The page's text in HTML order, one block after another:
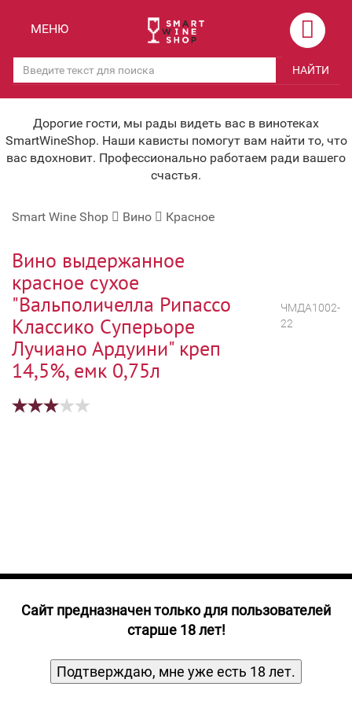
Скидки
Мероприятия
Корпоративным клиентам
Под заказ
Бонусная система
Наша команда
关于我们
Вино крепленое
Вино игристое и Шампанское
Вино безалкогольное
Бренди, Коньяк, Арманьяк
Виски и Бурбон
Пиво и слабоалк. напитки
Ликер
Прочие алкогольные напитки
МЕНЮ
НАЙТИ
Дорогие гости, мы рады видеть вас в винотеках
SmartWineShop. Наши кависты помогут вам найти то, что
вас вдохновит. Профессионально работаем ради вашего
счастья.
Smart Wine Shop Вино Красное
Вино выдержанное
красное сухое
"Вальполичелла Рипассо
Классико Суперьоре
Лучиано Ардуини" креп
14,5%, емк 0,75л
ЧМДА1002-
22
Cайт предназначен только для пользователей
старше 18 лет!
Подтверждаю, мне уже есть 18 лет.